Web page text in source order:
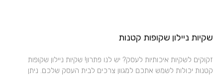
שקיות ניילון שקופות קטנות
זקוקים לשקיות איכותיות לעסק? יש לנו פתרון! שקיות ניילון שקופות
קטנות יכולות לשמש אתכם למגוון צרכים לבית העסק שלכם. ניתן